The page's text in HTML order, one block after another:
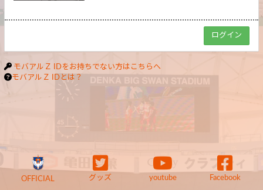
モバアルＺ IDをお持ちでない方はこちらへ
モバアルＺ IDとは？
OFFICIAL グッズ youtube Facebook